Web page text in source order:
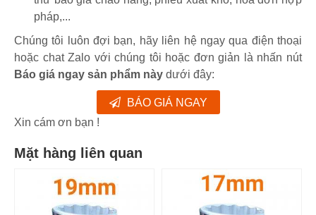
pháp,...
Chúng tôi luôn đợi bạn, hãy liên hệ ngay qua điện thoại
hoặc chat Zalo với chúng tôi hoặc đơn giản là nhấn nút
Báo giá ngay sản phẩm này dưới đây:
BÁO GIÁ NGAY
Xin cám ơn bạn !
Mặt hàng liên quan